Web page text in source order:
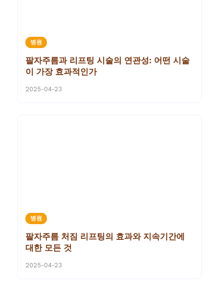
병원
팔자주름과 리프팅 시술의 연관성: 어떤 시술
이 가장 효과적인가
2025-04-23
병원
팔자주름 처짐 리프팅의 효과와 지속기간에
대한 모든 것
2025-04-23